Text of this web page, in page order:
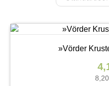
»Vörder
8,20